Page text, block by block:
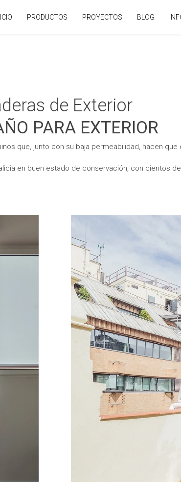
PRODUCTOS PROYECTOS BLOG
de Exterior
PARA EXTERIOR
que, junto con su baja permeabilidad, hacen
en buen estado de conservación, con cientos